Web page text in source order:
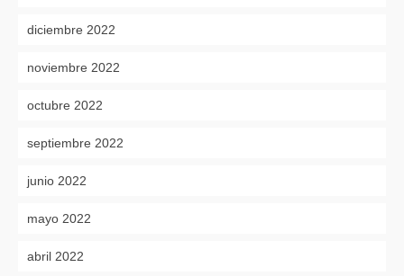
diciembre 2022
noviembre 2022
octubre 2022
septiembre 2022
junio 2022
mayo 2022
abril 2022